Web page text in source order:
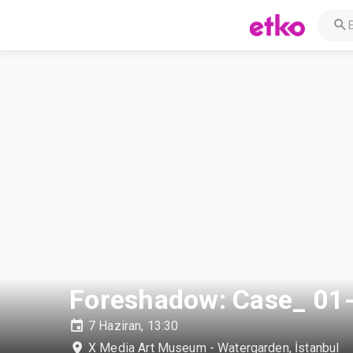
Foreshadow: Case_
7 Haziran, 13:30
X Media Art Museum - Watergarden, İstanbul